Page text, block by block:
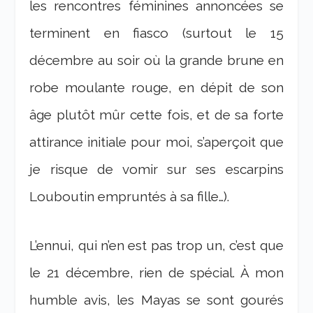
les rencontres féminines annoncées se
terminent en fiasco (surtout le 15
décembre au soir où la grande brune en
robe moulante rouge, en dépit de son
âge plutôt mûr cette fois, et de sa forte
attirance initiale pour moi, s’aperçoit que
je risque de vomir sur ses escarpins
Louboutin empruntés à sa fille…).
L’ennui, qui n’en est pas trop un, c’est que
le 21 décembre, rien de spécial. À mon
humble avis, les Mayas se sont gourés